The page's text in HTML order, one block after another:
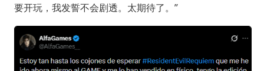
要开玩，我发誓不会剧透。太期待了。”